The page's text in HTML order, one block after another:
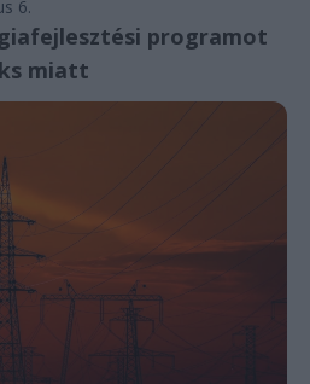
6.
programot
miatt